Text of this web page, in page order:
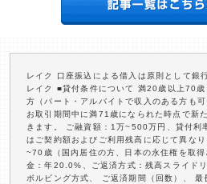
レイク 口座振込による借入は原則として銀
レイク ■貸付条件について 満20歳以上70歳
方（パート・アルバイトで収入のある方も
お取引期間中に満71歳になられた時点で新
きます。 ご融資額：1万~500万円、貸付
はご契約額およびご利用残高に応じて異な
~70歳（国内居住の方、日本の永住権を取
金：年20.0%、ご返済方式：残高スライド
ボルビング方式、 ご返済期間（回数）、